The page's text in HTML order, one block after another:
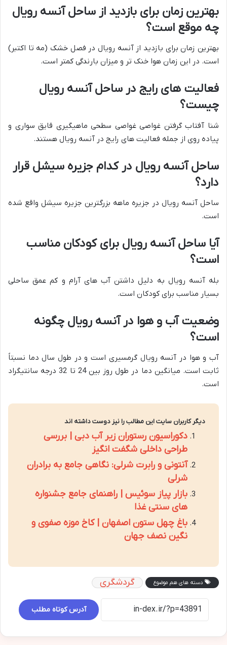
بهترین زمان برای بازدید از ساحل آنسه رویال
چه موقع است؟
بهترین زمان برای بازدید از آنسه رویال در فصل خشک (مه تا اکتبر)
است. در این زمان هوا خنک تر و میزان بارندگی کمتر است.
فعالیت های رایج در ساحل آنسه رویال
چیست؟
شنا آفتاب گرفتن غواصی غواصی سطحی ماهیگیری قایق سواری و
پیاده روی از جمله فعالیت های رایج در آنسه رویال هستند.
ساحل آنسه رویال در کدام جزیره سیشل قرار
دارد؟
ساحل آنسه رویال در جزیره ماهه بزرگترین جزیره سیشل واقع شده
است.
آیا ساحل آنسه رویال برای کودکان مناسب
است؟
بله آنسه رویال به دلیل داشتن آب های آرام و کم عمق ساحلی
بسیار مناسب برای کودکان است.
وضعیت آب و هوا در آنسه رویال چگونه
است؟
آب و هوا در آنسه رویال گرمسیری است و در طول سال دما نسبتاً
ثابت است. میانگین دما در طول روز بین 24 تا 32 درجه سانتیگراد
است.
دیگر کاربران سایت این مطالب را نیز دوست داشته اند
دکوراسیون رستوران زیر آب دبی | بررسی
طراحی داخلی شگفت انگیز
آنتونی و رابرت شرلی: نگاهی جامع به برادران
شرلی
بازار پیاز سوئیس | راهنمای جامع جشنواره
های سنتی غذا
باغ چهل ستون اصفهان | کاخ موزه صفوی و
نگین نصف جهان
دسته های هم موضوع گردشگری
آدرس کوتاه مطلب